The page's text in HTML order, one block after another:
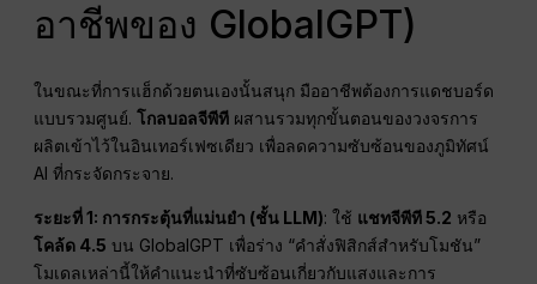
อาชีพของ GlobalGPT)
ในขณะที่การแฮ็กด้วยตนเองนั้นสนุก มืออาชีพต้องการแดชบอร์ด
แบบรวมศูนย์.โกลบอลจีพีที ผสานรวมทุกขั้นตอนของวงจรการ
ผลิตเข้าไว้ในอินเทอร์เฟซเดียว เพื่อลดความซับซ้อนของภูมิทัศน์
AI ที่กระจัดกระจาย.
ระยะที่ 1: การกระตุ้นที่แม่นยำ (ชั้น LLM): ใช้ แชทจีพีที 5.2 หรือ
โคล้ด 4.5 บน GlobalGPT เพื่อร่าง “คำสั่งฟิสิกส์สำหรับโมชัน”
โมเดลเหล่านี้ให้คำแนะนำที่ซับซ้อนเกี่ยวกับแสงและการ